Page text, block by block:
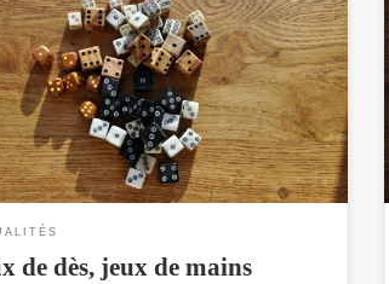
vilains - Les jeux les plus simples et surtout les
par excellence.
de dès, jeux de mains